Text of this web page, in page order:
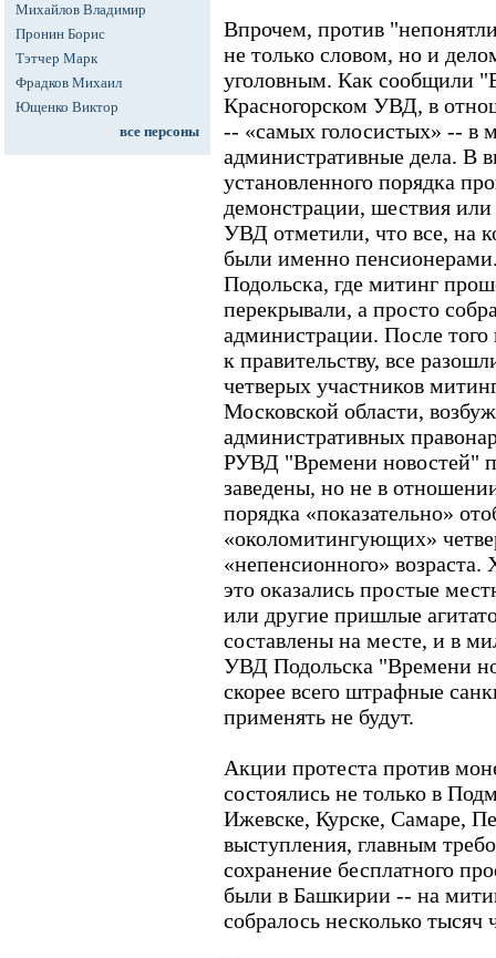
Михайлов Владимир
Пронин Борис
Тэтчер Марк
Фрадков Михаил
Ющенко Виктор
все персоны
Впрочем, против
не только словом, но и
уголовным. Как сообщили
Красногорском УВД, в
-- «самых голосистых» -- в
административные дела. В
установленного порядка
демонстрации, шествия
УВД отметили, что все, на
были именно
Подольска, где митинг
перекрывали, а просто
администрации. После
к правительству, все
четверых участников
Московской области,
административных
РУВД "Времени новостей"
заведены, но не в
порядка «показательно»
«околомитингующих»
«непенсионного»
это оказались простые
или другие пришлые
составлены на месте, и в
УВД Подольска "Времени
скорее всего штрафные
применять не будут.
Акции протеста против
состоялись не только в
Ижевске, Курске, Самаре,
выступления, главным
сохранение бесплатного
были в Башкирии -- на
собралось несколько тысяч